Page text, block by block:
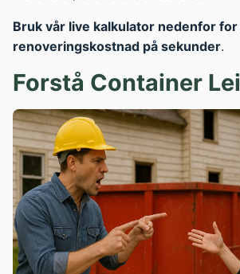
Bruk vår live kalkulator nedenfor for
renoveringskostnad på sekunder.
Forstå Container